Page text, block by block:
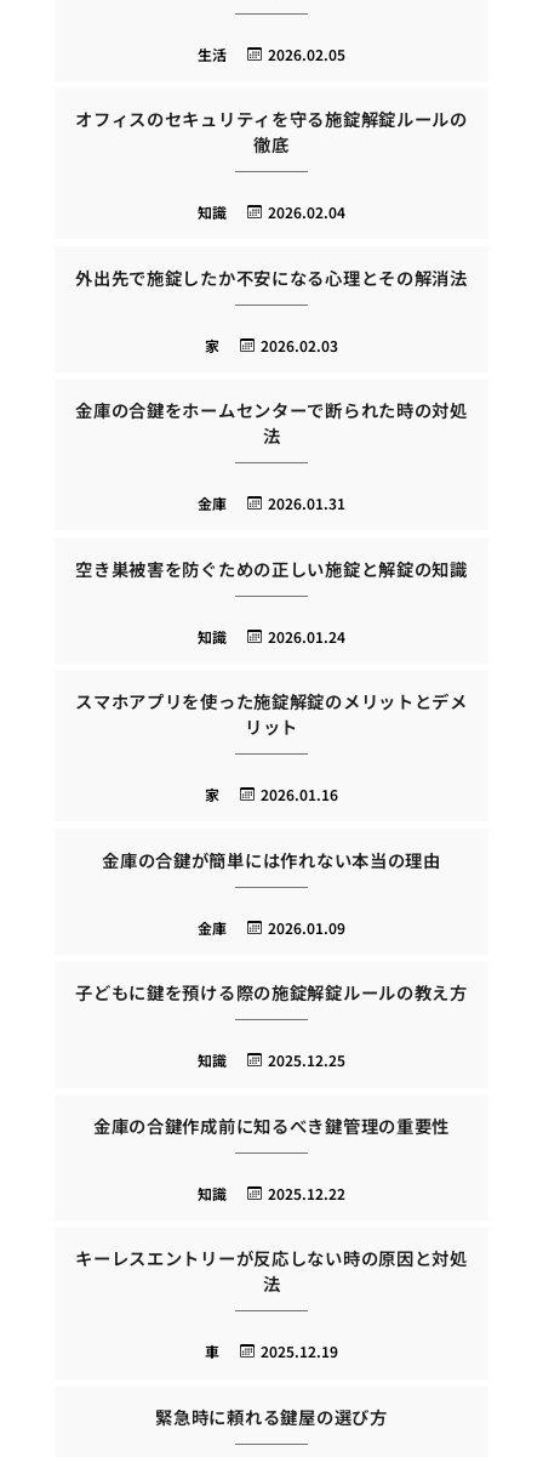
2026.02.05
生活
オフィスのセキュリティを守る施錠解錠ルールの
徹底
2026.02.04
知識
外出先で施錠したか不安になる心理とその解消法
2026.02.03
家
金庫の合鍵をホームセンターで断られた時の対処
法
2026.01.31
金庫
空き巣被害を防ぐための正しい施錠と解錠の知識
2026.01.24
知識
スマホアプリを使った施錠解錠のメリットとデメ
リット
2026.01.16
家
金庫の合鍵が簡単には作れない本当の理由
2026.01.09
金庫
子どもに鍵を預ける際の施錠解錠ルールの教え方
2025.12.25
知識
金庫の合鍵作成前に知るべき鍵管理の重要性
2025.12.22
知識
キーレスエントリーが反応しない時の原因と対処
法
2025.12.19
車
緊急時に頼れる鍵屋の選び方